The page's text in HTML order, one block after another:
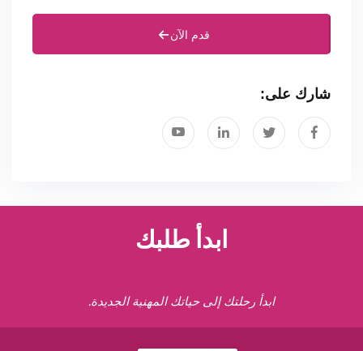
قدم الآن
شارك على:
ابدأ طلبك
ابدأ رحلتك إلى حياتك المهنية الجديدة.